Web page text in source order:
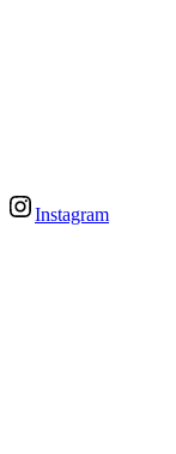
Instagram